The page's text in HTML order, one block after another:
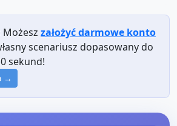
Możesz założyć darmowe konto
scenariusz dopasowany do
sekund!
→